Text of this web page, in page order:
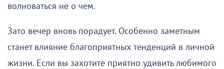
волноваться не о чем.
Зато вечер вновь порадует. Особенно заметным
станет влияние благоприятных тенденций в личной
жизни. Если вы захотите приятно удивить любимого